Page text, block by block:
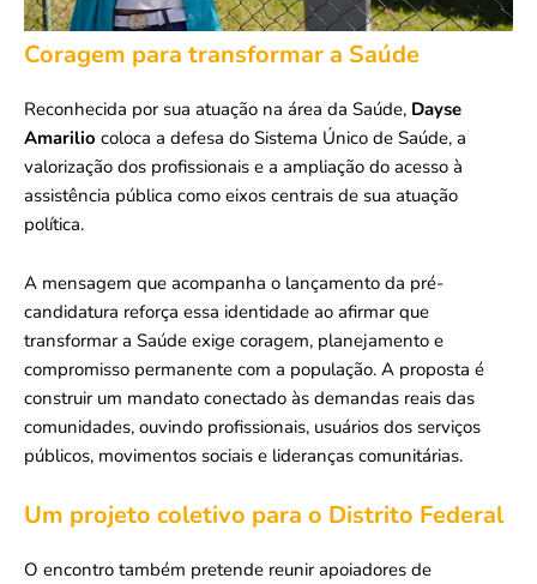
Coragem para transformar a Saúde
Reconhecida por sua atuação na área da Saúde, Dayse
Amarilio coloca a defesa do Sistema Único de Saúde, a
valorização dos profissionais e a ampliação do acesso à
assistência pública como eixos centrais de sua atuação
política.
A mensagem que acompanha o lançamento da pré-
candidatura reforça essa identidade ao afirmar que
transformar a Saúde exige coragem, planejamento e
compromisso permanente com a população. A proposta é
construir um mandato conectado às demandas reais das
comunidades, ouvindo profissionais, usuários dos serviços
públicos, movimentos sociais e lideranças comunitárias.
Um projeto coletivo para o Distrito Federal
O encontro também pretende reunir apoiadores de